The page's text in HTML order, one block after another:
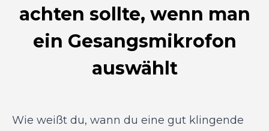
achten sollte, wenn man
ein Gesangsmikrofon
auswählt
Wie weißt du, wann du eine gut klingende